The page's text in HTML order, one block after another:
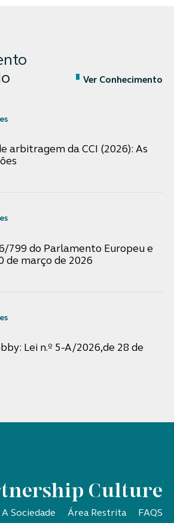
Ver Conhecimento
arbitragem da CCI (2026): As
799 do Parlamento Europeu e
de março de 2026
Lei n.º 5-A/2026,de 28 de
Culture
A Sociedade Área Restrita FAQS